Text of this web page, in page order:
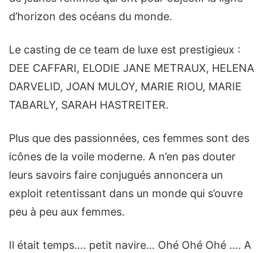
d’horizon des océans du monde.
Le casting de ce team de luxe est prestigieux :
DEE CAFFARI, ELODIE JANE METRAUX, HELENA
DARVELID, JOAN MULOY, MARIE RIOU, MARIE
TABARLY, SARAH HASTREITER.
Plus que des passionnées, ces femmes sont des
icônes de la voile moderne. A n’en pas douter
leurs savoirs faire conjugués annoncera un
exploit retentissant dans un monde qui s’ouvre
peu à peu aux femmes.
Il était temps…. petit navire… Ohé Ohé Ohé …. A